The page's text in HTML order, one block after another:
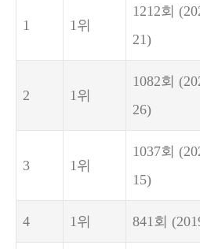
1 1위
1212회
21)
2 1위
1082회
26)
3 1위
1037회
15)
4 1위 841회